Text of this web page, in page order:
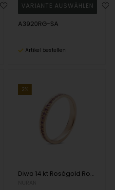
A3920RG-SA
Artikel bestellen
2%
Diwa 14 kt Roségold Rosa Saphir Allianz Ring, von Nuran